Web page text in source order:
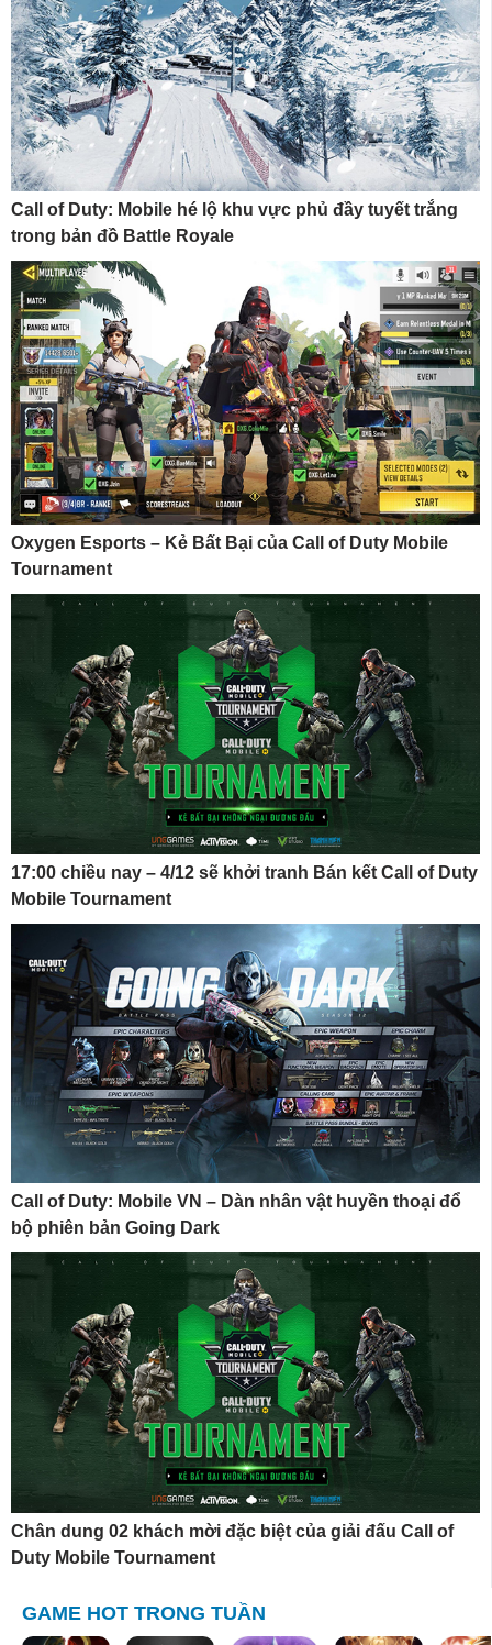
Call of Duty: Mobile hé lộ khu vực phủ đầy tuyết trắng
trong bản đồ Battle Royale
Oxygen Esports – Kẻ Bất Bại của Call of Duty Mobile
Tournament
17:00 chiều nay – 4/12 sẽ khởi tranh Bán kết Call of Duty
Mobile Tournament
Call of Duty: Mobile VN – Dàn nhân vật huyền thoại đổ
bộ phiên bản Going Dark
Chân dung 02 khách mời đặc biệt của giải đấu Call of
Duty Mobile Tournament
GAME HOT TRONG TUẦN